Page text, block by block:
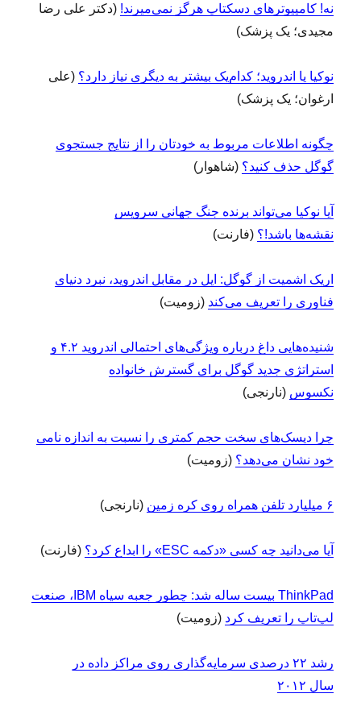
نه! کامپیوترهای دسکتاپ هرگز نمی‌میرند! (دکتر علی رضا
مجیدی؛ یک پزشک)
نوکیا یا اندروید؛ کدام‌یک بیشتر به دیگری نیاز دارد؟ (علی
ارغوان؛ یک پزشک)
چگونه اطلاعات مربوط به خودتان را از نتایج جستجوی
گوگل حذف کنید؟ (شاهوار)
آیا نوکیا می‌تواند برنده جنگ جهانی سرویس
نقشه‌ها باشد!؟ (فارنت)
اریک اشمیت از گوگل: اپل در مقابل اندروید، نبرد دنیای
فناوری را تعریف می‌کند (زومیت)
شنیده‌هایی داغ درباره ویژگی‌های احتمالی اندروید ۴.۲ و
استراتژی جدید گوگل برای گسترش خانواده
نکسوس (نارنجی)
چرا ‌دیسک‌های سخت حجم کمتری را نسبت به‌ اندازه نامی
خود نشان می‌دهد؟ (زومیت)
۶ میلیارد تلفن همراه روی کره زمین (نارنجی)
آیا می‌دانید چه کسی «دکمه ESC» را ابداع کرد؟ (فارنت)
ThinkPad بیست ساله شد: چطور جعبه سیاه IBM، صنعت
لپ‌تاپ را تعریف کرد (زومیت)
رشد ۲۲ درصدی سرمایه‌گذاری روی مراکز داده در
سال ۲۰۱۲